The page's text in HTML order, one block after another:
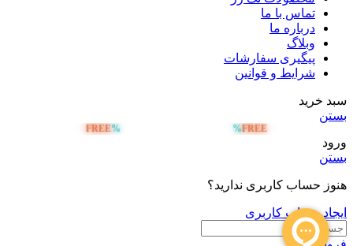
تماس با ما
درباره ما
وبلاگ
پیگیری سفارشات
شرایط و قوانین
سبد خرید
بستن
FREE
%
%
FREE
ورود
بستن
هنوز حساب کاربری ندارید؟
ایجاد حساب کاربری